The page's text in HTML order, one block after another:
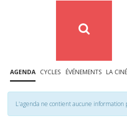
AGENDA CYCLES ÉVÉNEMENTS LA
L'agenda ne contient aucune information